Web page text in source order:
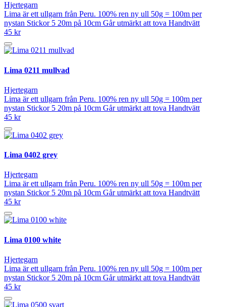
Hjertegarn
Lima är ett ullgarn från Peru. 100% ren ny ull 50g = 100m per
nystan Stickor 5 20m på 10cm Går utmärkt att tova Handtvätt
45 kr
Lima 0211 mullvad
Hjertegarn
Lima är ett ullgarn från Peru. 100% ren ny ull 50g = 100m per
nystan Stickor 5 20m på 10cm Går utmärkt att tova Handtvätt
45 kr
Lima 0402 grey
Hjertegarn
Lima är ett ullgarn från Peru. 100% ren ny ull 50g = 100m per
nystan Stickor 5 20m på 10cm Går utmärkt att tova Handtvätt
45 kr
Lima 0100 white
Hjertegarn
Lima är ett ullgarn från Peru. 100% ren ny ull 50g = 100m per
nystan Stickor 5 20m på 10cm Går utmärkt att tova Handtvätt
45 kr